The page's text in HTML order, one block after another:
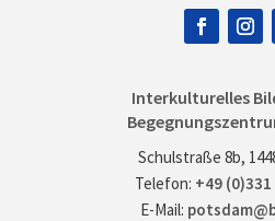
Interkulturelles
Schulstraße 8b,
Telefon: +49
E-Mail: